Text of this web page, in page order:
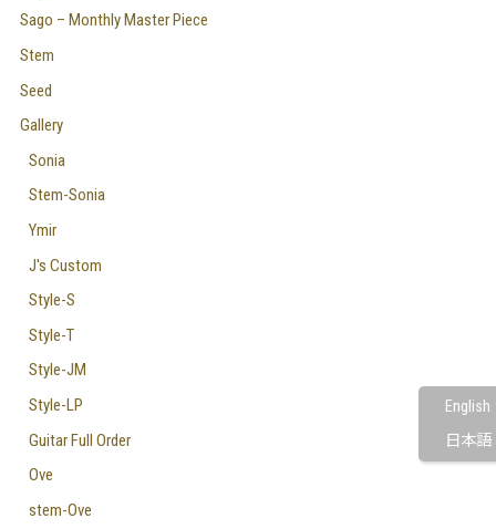
English
日本語
Sago – Monthly Master Piece
Stem
Seed
Gallery
Sonia
Stem-Sonia
Ymir
J's Custom
Style-S
Style-T
Style-JM
Style-LP
Guitar Full Order
Ove
stem-Ove